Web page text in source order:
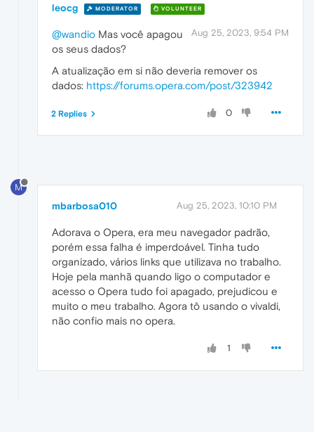
leocg MODERATOR VOLUNTEER
Aug 25, 2023, 9:54 PM
@wandio Mas você apagou
os seus dados?
A atualização em si não deveria remover os
dados: https://forums.opera.com/post/323942
0
2 Replies
M
mbarbosa010 Aug 25, 2023, 10:10 PM
Adorava o Opera, era meu navegador padrão,
porém essa falha é imperdoável. Tinha tudo
organizado, vários links que utilizava no trabalho.
Hoje pela manhã quando ligo o computador e
acesso o Opera tudo foi apagado, prejudicou e
muito o meu trabalho. Agora tô usando o vivaldi,
não confio mais no opera.
1